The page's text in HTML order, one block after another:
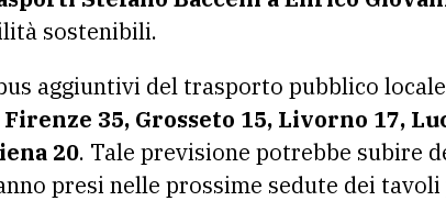
sostenibili.
aggiuntivi del trasporto pubblico
35, Grosseto 15, Livorno 17,
20. Tale previsione potrebbe subire
presi nelle prossime sedute dei